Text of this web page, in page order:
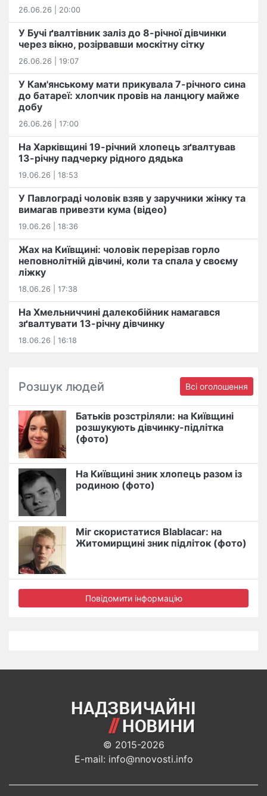
26.06.26 | 20:00
У Бучі ґвалтівник заліз до 8-річної дівчинки
через вікно, розірвавши москітну сітку
26.06.26 | 19:07
У Кам'янському мати прикувала 7-річного сина
до батареї: хлопчик провів на ланцюгу майже
добу
26.06.26 | 17:00
На Харківщині 19-річний хлопець​ ️зґвалтував
13-річну падчерку рідного дядька
19.06.26 | 18:53
У Павлограді чоловік взяв у заручники жінку та
вимагав привезти кума (відео)
19.06.26 | 18:36
Жах на Київщині: чоловік перерізав горло
неповнолітній дівчині, коли та спала у своєму
ліжку
18.06.26 | 17:38
На Хмельниччині далекобійник намагався
зґвалтувати 13-річну дівчинку
18.06.26 | 16:18
Розшук людей Всі оголошення
Батьків розстріляли: на Київщині
розшукують дівчинку-підлітка
(фото)
На Київщині зник хлопець разом із
родиною (фото)
Міг скористатися Blablacar: на
Житомирщині зник підліток (фото)
Повідомити інформацію
© 2015-2026
E-mail: info@nnovosti.info